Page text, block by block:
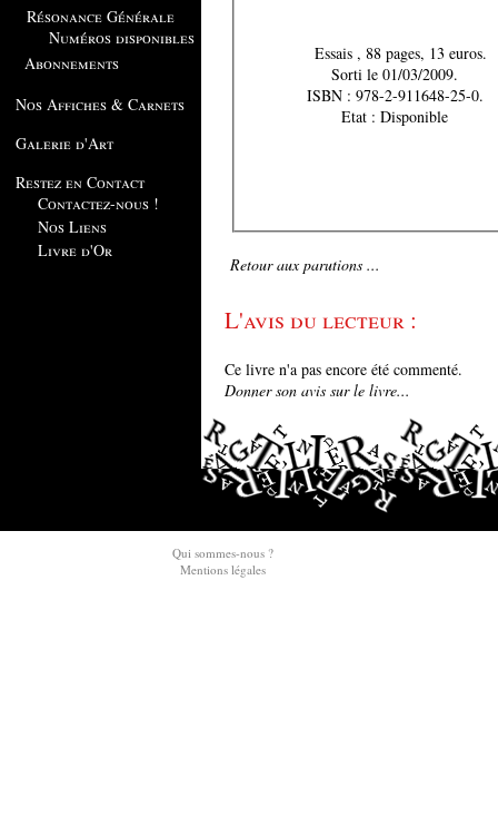
Résonance Générale
Numéros disponibles
Abonnements
Nos Affiches & Carnets
Galerie d'Art
Restez en Contact
Contactez-nous !
Nos Liens
Livre d'Or
Essais , 88 pages, 13 euros.
Sorti le 01/03/2009.
ISBN : 978-2-911648-25-0.
Etat : Disponible
Retour aux parutions ...
L'avis du lecteur :
Ce livre n'a pas encore été commenté.
Donner son avis sur le livre...
Qui sommes-nous ?
Mentions légales